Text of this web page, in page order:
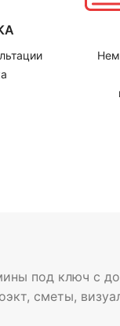
под ключ с
сметы,